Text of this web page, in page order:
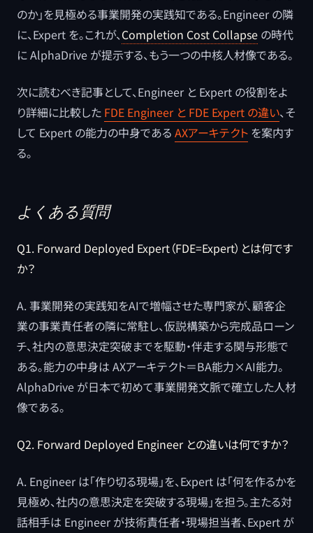
のか」を見極める事業開発の実践知である。Engineer の隣
に、Expert を。これが、Completion Cost Collapse の時代
に AlphaDrive が提示する、もう一つの中核人材像である。
次に読むべき記事として、Engineer と Expert の役割をよ
り詳細に比較した FDE Engineer と FDE Expert の違い、そ
して Expert の能力の中身である AXアーキテクト を案内す
る。
よくある質問
Q1. Forward Deployed Expert（FDE=Expert）とは何です
か？
A. 事業開発の実践知をAIで増幅させた専門家が、顧客企
業の事業責任者の隣に常駐し、仮説構築から完成品ローン
チ、社内の意思決定突破までを駆動・伴走する関与形態で
ある。能力の中身は AXアーキテクト＝BA能力×AI能力。
AlphaDrive が日本で初めて事業開発文脈で確立した人材
像である。
Q2. Forward Deployed Engineer との違いは何ですか？
A. Engineer は「作り切る現場」を、Expert は「何を作るかを
見極め、社内の意思決定を突破する現場」を担う。主たる対
話相手は Engineer が技術責任者・現場担当者、Expert が